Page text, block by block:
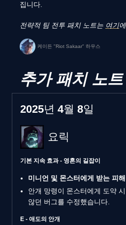
집니다.
전략적 팀 전투 패치 노트는 여기
케이든 "Riot Sakaar" 하우스
추가 패치 노트
2025년 4월 8일
요릭
기본 지속 효과 - 영혼의 길잡이
미니언 및 몬스터에게 받는 피
안개 망령이 몬스터에게 도약
않던 버그를 수정했습니다.
E - 애도의 안개